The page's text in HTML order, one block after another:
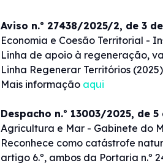
Aviso n.º 27438/2025/2, de 3
Economia e Coesão Territorial -
Linha de apoio à regeneração,
Linha Regenerar Territórios
Mais informação aqui
Despacho n.º 13003/2025, de
Agricultura e Mar - Gabinete do
Reconhece como catástrofe
artigo 6.º, ambos da Portaria n.º